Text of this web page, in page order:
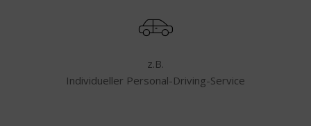
z.B.
Individueller Personal-Driving-Service